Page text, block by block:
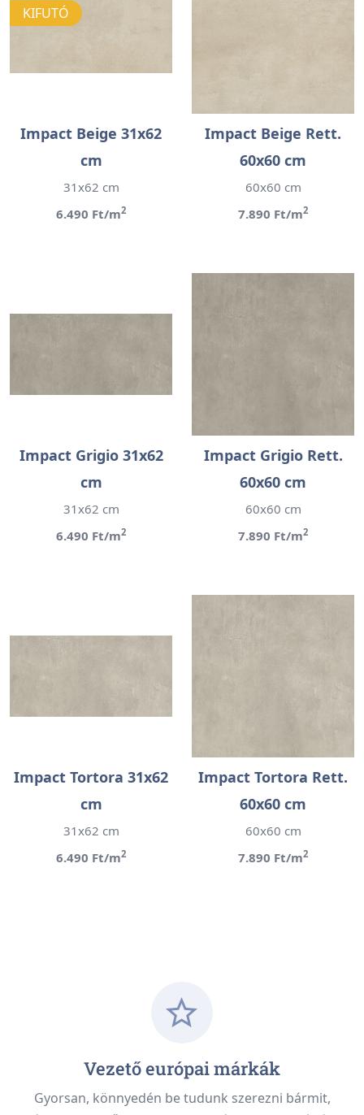
KIFUTÓ
Impact Beige 31x62
cm
31x62 cm
6.490 Ft/m2
Impact Beige Rett.
60x60 cm
60x60 cm
7.890 Ft/m2
Impact Grigio 31x62
cm
31x62 cm
6.490 Ft/m2
Impact Grigio Rett.
60x60 cm
60x60 cm
7.890 Ft/m2
Impact Tortora 31x62
cm
31x62 cm
6.490 Ft/m2
Impact Tortora Rett.
60x60 cm
60x60 cm
7.890 Ft/m2
Vezető európai márkák
Gyorsan, könnyedén be tudunk szerezni bármit,